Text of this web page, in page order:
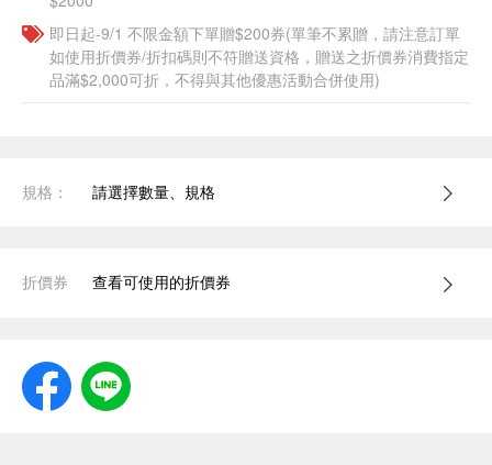
即日起-9/1 不限金額下單贈$200券(單筆不累贈，請注意訂單
如使用折價券/折扣碼則不符贈送資格，贈送之折價券消費指定
品滿$2,000可折，不得與其他優惠活動合併使用)
規格： 請選擇數量、規格
折價券 查看可使用的折價券